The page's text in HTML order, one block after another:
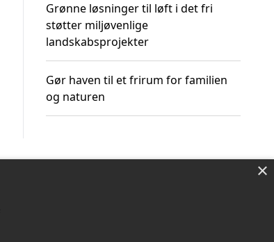
Grønne løsninger til løft i det fri
støtter miljøvenlige
landskabsprojekter
Gør haven til et frirum for familien
og naturen
×